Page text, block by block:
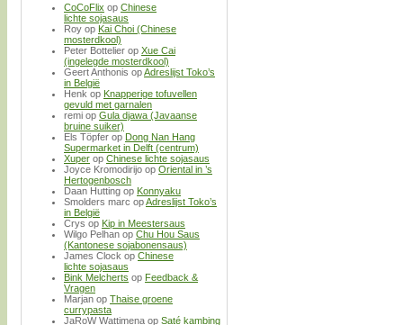
CoCoFlix op Chinese
lichte sojasaus
Roy op Kai Choi (Chinese
mosterdkool)
Peter Bottelier op Xue Cai
(ingelegde mosterdkool)
Geert Anthonis opAdreslijst Toko’s
in België
Henk op Knapperige tofuvellen
gevuld met garnalen
remi op Gula djawa (Javaanse
bruine suiker)
Els Töpfer op Dong Nan Hang
Supermarket in Delft (centrum)
Xuper op Chinese lichte sojasaus
Joyce Kromodirijo op Oriental in ’s
Hertogenbosch
Daan Hutting op Konnyaku
Smolders marc opAdreslijst Toko’s
in België
Crys op Kip in Meestersaus
Wilgo Pelhan op Chu Hou Saus
(Kantonese sojabonensaus)
James Clock op Chinese
lichte sojasaus
Bink Melcherts op Feedback &
Vragen
Marjan op Thaise groene
currypasta
JaRoW Wattimena op Saté kambing